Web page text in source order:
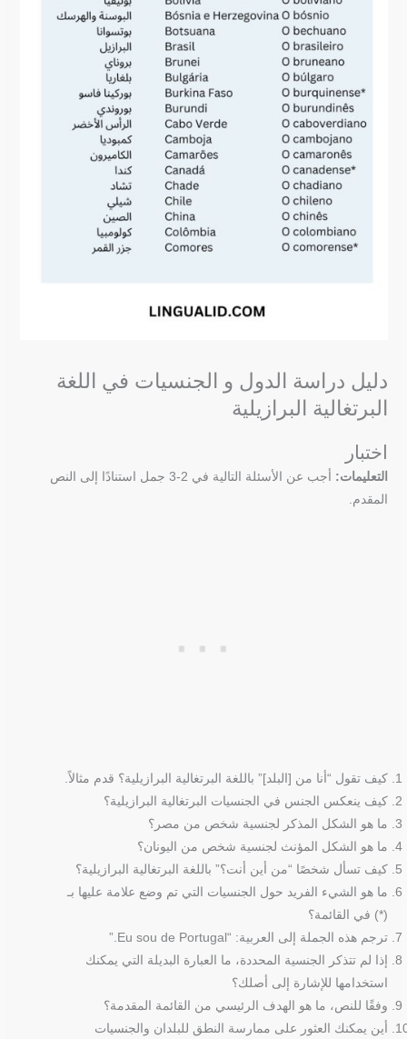
دليل دراسة الدول و الجنسيات في اللغة
البرتغالية البرازيلية
اختبار
التعليمات:
أجب عن الأسئلة التالية في 2-3 جمل استنادًا إلى النص
المقدم.
كيف تقول “أنا من [البلد]” باللغة البرتغالية البرازيلية؟ قدم مثالاً.
كيف ينعكس الجنس في الجنسيات البرتغالية البرازيلية؟
ما هو الشكل المذكر لجنسية شخص من مصر؟
ما هو الشكل المؤنث لجنسية شخص من اليونان؟
كيف تسأل شخصًا “من أين أنت؟” باللغة البرتغالية البرازيلية؟
ما هو الشيء الفريد حول الجنسيات التي تم وضع علامة عليها بـ
(*) في القائمة؟
ترجم هذه الجملة إلى العربية: “Eu sou de Portugal.”
إذا لم تتذكر الجنسية المحددة، ما العبارة البديلة التي يمكنك
استخدامها للإشارة إلى أصلك؟
وفقًا للنص، ما هو الهدف الرئيسي من القائمة المقدمة؟
أين يمكنك العثور على ممارسة النطق للبلدان والجنسيات